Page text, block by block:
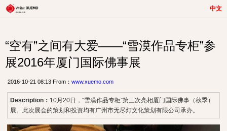
中文
“空有”之间有大爱——“雪漠作品专柜”参
展2016年厦门国际佛事展
2016-10-21 08:13 From： www.xuemo.com
Description： 10月20日，“雪漠作品专柜”第三次亮相厦门国际佛事（秋季）
展。此次展会的策划和投资均有广州市无尽灯文化策划有限公司承办。